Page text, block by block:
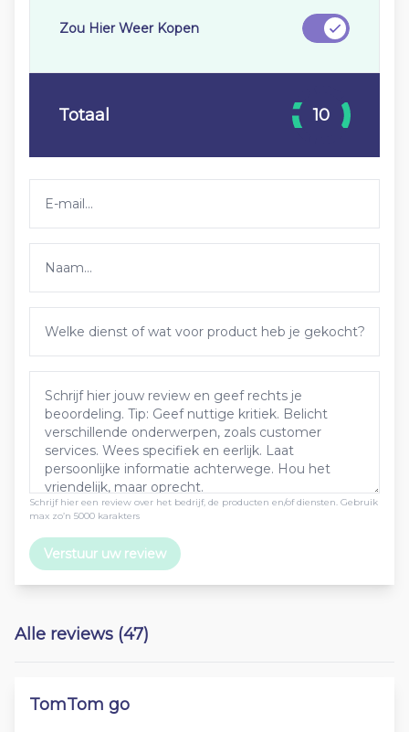
Schrijf hier een review over het bedrijf, de producten en/of diensten. Gebruik
max zo’n 5000 karakters
Verstuur uw review
Zou Hier Weer Kopen
Totaal 10
Alle reviews (47)
TomTom go